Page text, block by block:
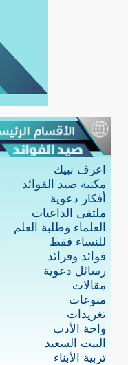
اعرف نبيك
مكتبة صيد الفوائد
أفكار دعوية
ملتقى الداعيات
العلماء وطلبة العلم
للنساء فقط
فوائد وفرائد
رسائل دعوية
مقالات
منوعات
تغريدات
واحة الأدب
البيت السعيد
تربية الأبناء